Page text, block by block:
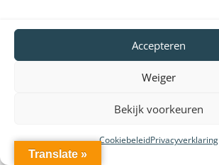
Accepteren
Weiger
Bekijk voorkeuren
CookiebeleidPrivacyverklaring
Translate »